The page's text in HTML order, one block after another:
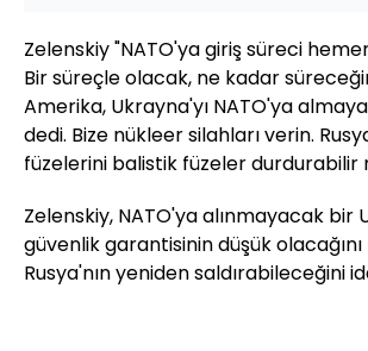
Zelenskiy "NATO'ya giriş süreci
Bir süreçle olacak, ne kadar
Amerika, Ukrayna'yı NATO'ya
dedi. Bize nükleer silahları verin.
füzelerini balistik füzeler durdurabilir
Zelenskiy, NATO'ya alınmayacak bir
güvenlik garantisinin düşük
Rusya'nın yeniden saldırabileceğini